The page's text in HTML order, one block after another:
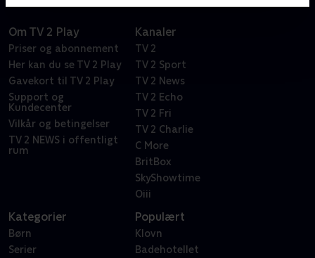
Om TV 2 Play
Priser og abonnement
Her kan du se TV 2 Play
Gavekort til TV 2 Play
Support og
Kundecenter
Vilkår og betingelser
TV 2 NEWS i offentligt
rum
Kanaler
TV 2
TV 2 Sport
TV 2 News
TV 2 Echo
TV 2 Fri
TV 2 Charlie
C More
BritBox
SkyShowtime
Oiii
Kategorier
Børn
Serier
Populært
Klovn
Badehotellet